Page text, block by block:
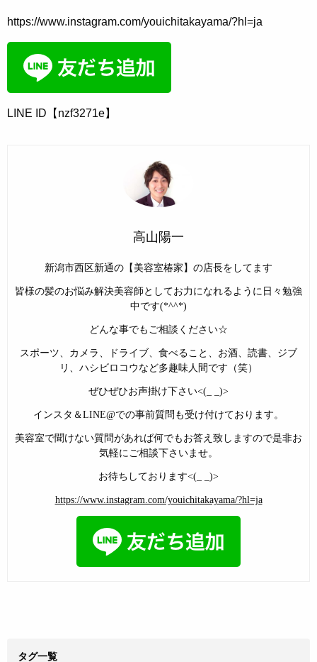
https://www.instagram.com/youichitakayama/?hl=ja
LINE ID【nzf3271e】
高山陽一
新潟市西区新通の【美容室椿家】の店長をしてます
皆様の髪のお悩み解決美容師としてお力になれるように日々勉強
中です(*^^*)
どんな事でもご相談ください☆
スポーツ、カメラ、ドライブ、食べること、お酒、読書、ジブ
リ、ハシビロコウなど多趣味人間です（笑）
ぜひぜひお声掛け下さい<(_ _)>
インスタ＆LINE@での事前質問も受け付けております。
美容室で聞けない質問があれば何でもお答え致しますので是非お
気軽にご相談下さいませ。
お待ちしております<(_ _)>
https://www.instagram.com/youichitakayama/?hl=ja
タグ一覧